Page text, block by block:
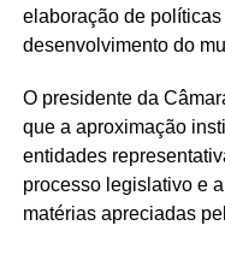
elaboração de
desenvolvimento do
O presidente da
que a aproximação
entidades
processo legislativo e
matérias apreciadas